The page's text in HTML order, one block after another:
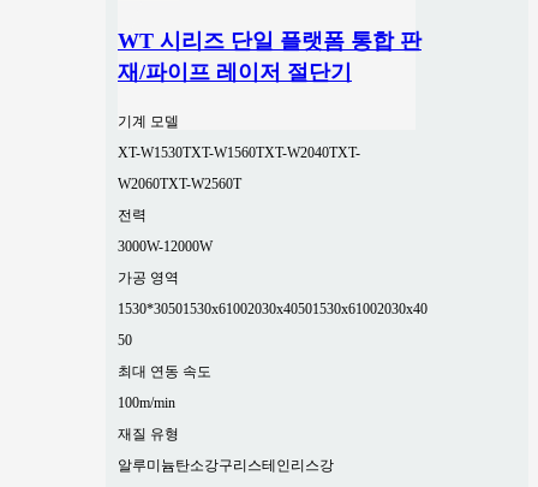
WT 시리즈 단일 플랫폼 통합 판
재/파이프 레이저 절단기
기계 모델
XT-W1530TXT-W1560TXT-W2040TXT-
W2060TXT-W2560T
전력
3000W-12000W
가공 영역
1530*30501530x61002030x40501530x61002030x40
50
최대 연동 속도
100m/min
재질 유형
알루미늄탄소강구리 스테인리스강